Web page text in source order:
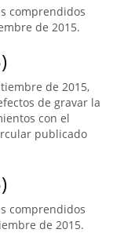
comprendidos
de 2015.
de 2015,
de gravar la
con el
publicado
comprendidos
de 2015.